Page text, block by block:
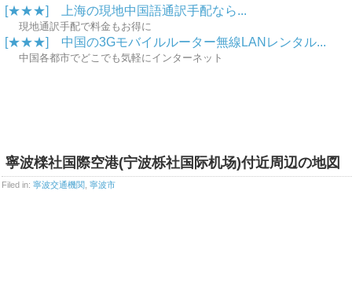
[★★★] 上海の現地中国語通訳手配なら...
現地通訳手配で料金もお得に
[★★★] 中国の3Gモバイルルーター無線LANレンタル...
中国各都市でどこでも気軽にインターネット
寧波檪社国際空港(宁波栎社国际机场)付近周辺の地図
Filed in: 寧波交通機関 寧波市